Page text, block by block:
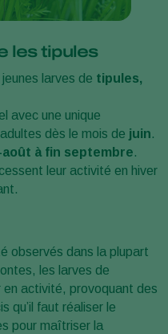
les tipules
larves de tipules,
avec une unique
dès le mois de juin.
août à fin septembre.
leur activité en hiver
observés dans la plupart
les larves de
activité, provoquant des
qu’il faut réaliser le
pour maîtriser la